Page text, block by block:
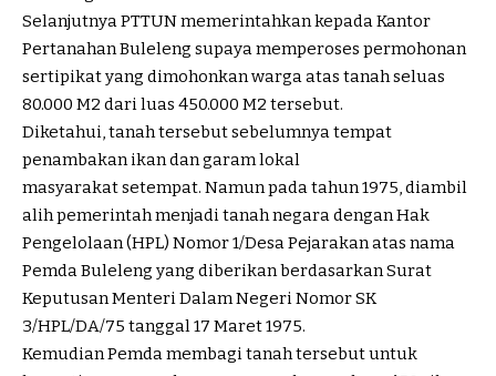
Selanjutnya PTTUN memerintahkan kepada Kantor
Pertanahan Buleleng supaya memperoses permohonan
sertipikat yang dimohonkan warga atas tanah seluas
80.000 M2 dari luas 450.000 M2 tersebut.
Diketahui, tanah tersebut sebelumnya tempat
penambakan ikan dan garam lokal
masyarakat setempat. Namun pada tahun 1975, diambil
alih pemerintah menjadi tanah negara dengan Hak
Pengelolaan (HPL) Nomor 1/Desa Pejarakan atas nama
Pemda Buleleng yang diberikan berdasarkan Surat
Keputusan Menteri Dalam Negeri Nomor SK
3/HPL/DA/75 tanggal 17 Maret 1975.
Kemudian Pemda membagi tanah tersebut untuk